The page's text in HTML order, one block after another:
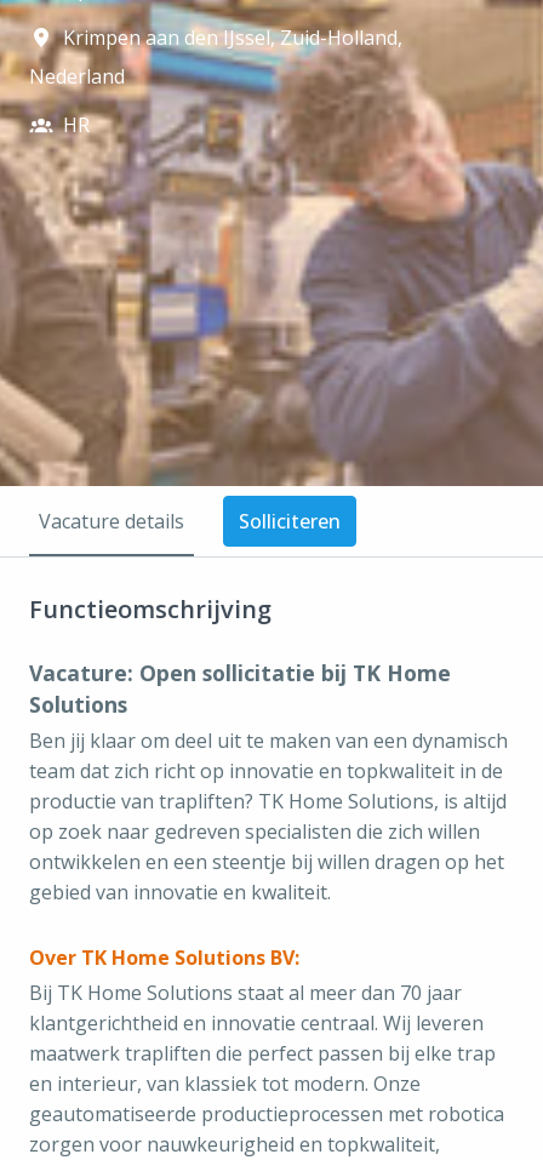
Krimpen aan den IJssel,Zuid-Holland,
Nederland
HR
Vacature details Solliciteren
Functieomschrijving
Vacature: Open sollicitatie bij TK Home
Solutions
Ben jij klaar om deel uit te maken van een dynamisch
team dat zich richt op innovatie en topkwaliteit in de
productie van trapliften? TK Home Solutions, is altijd
op zoek naar gedreven specialisten die zich willen
ontwikkelen en een steentje bij willen dragen op het
gebied van innovatie en kwaliteit.
Over TK Home Solutions BV:
Bij TK Home Solutions staat al meer dan 70 jaar
klantgerichtheid en innovatie centraal. Wij leveren
maatwerk trapliften die perfect passen bij elke trap
en interieur, van klassiek tot modern. Onze
geautomatiseerde productieprocessen met robotica
zorgen voor nauwkeurigheid en topkwaliteit,